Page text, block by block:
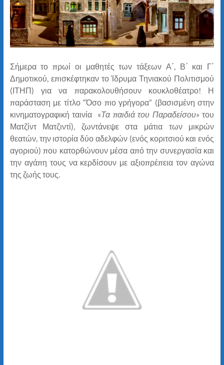
Σήμερα το πρωί οι μαθητές των τάξεων Α΄, Β΄ και Γ΄
Δημοτικού, επισκέφτηκαν το Ίδρυμα Τηνιακού Πολιτισμού
(ΙΤΗΠ) για να παρακολουθήσουν κουκλοθέατρο! Η
παράσταση με τίτλο “Όσο πιο γρήγορα” (βασισμένη στην
κινηματογραφική ταινία «Τα παιδιά του Παραδείσου» του
Ματζίντ Ματζιντί), ζωντάνεψε στα μάτια των μικρών
θεατών, την ιστορία δύο αδελφών (ενός κοριτσιού και ενός
αγοριού) που κατορθώνουν μέσα από την συνεργασία και
την αγάπη τους να κερδίσουν με αξιοπρέπεια τον αγώνα
της ζωής τους.